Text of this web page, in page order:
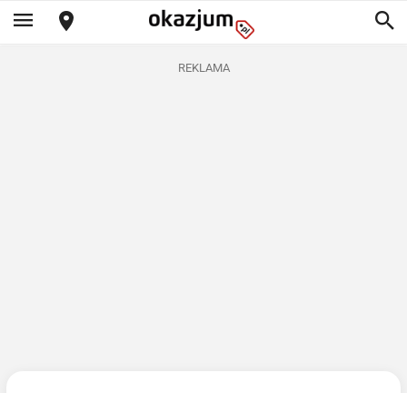
REKLAMA